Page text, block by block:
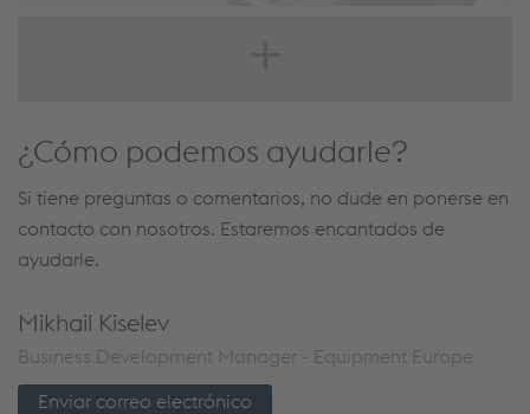
¿Cómo podemos ayudarle?
Si tiene preguntas o comentarios, no dude en ponerse en
contacto con nosotros. Estaremos encantados de
ayudarle.
Mikhail Kiselev
Business Development Manager - Equipment Europe
Enviar correo electrónico